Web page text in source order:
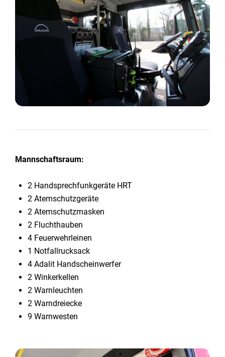
Mannschaftsraum:
2 Handsprechfunkgeräte HRT
2 Atemschutzgeräte
2 Atemschutzmasken
2 Fluchthauben
4 Feuerwehrleinen
1 Notfallrucksack
4 Adalit Handscheinwerfer
2 Winkerkellen
2 Warnleuchten
2 Warndreiecke
9 Warnwesten